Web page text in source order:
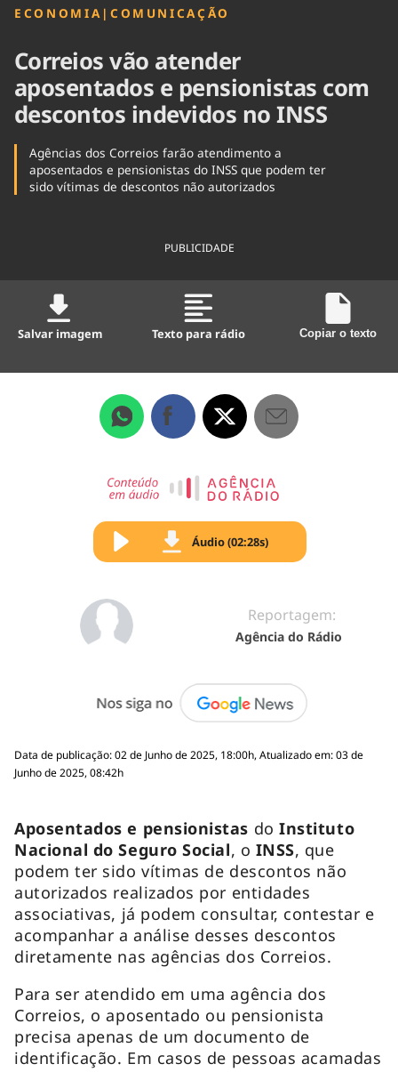
ECONOMIA | COMUNICAÇÃO
Correios vão atender
aposentados e pensionistas com
descontos indevidos no INSS
Agências dos Correios farão atendimento a
aposentados e pensionistas do INSS que podem ter
sido vítimas de descontos não autorizados
PUBLICIDADE
Salvar imagem Texto para rádio Copiar o texto
Áudio (02:28s)
Reportagem:
Agência do Rádio
Data de publicação: 02 de Junho de 2025, 18:00h, Atualizado em: 03 de
Junho de 2025, 08:42h
Aposentados e pensionistas doInstituto
Nacional do Seguro Social, o INSS, que
podem ter sido vítimas de descontos não
autorizados realizados por entidades
associativas, já podem consultar, contestar e
acompanhar a análise desses descontos
diretamente nas agências dos Correios.
Para ser atendido em uma agência dos
Correios, o aposentado ou pensionista
precisa apenas de um documento de
identificação. Em casos de pessoas acamadas